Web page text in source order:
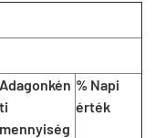
Adagonkén
ti
mennyiség
% Napi
érték